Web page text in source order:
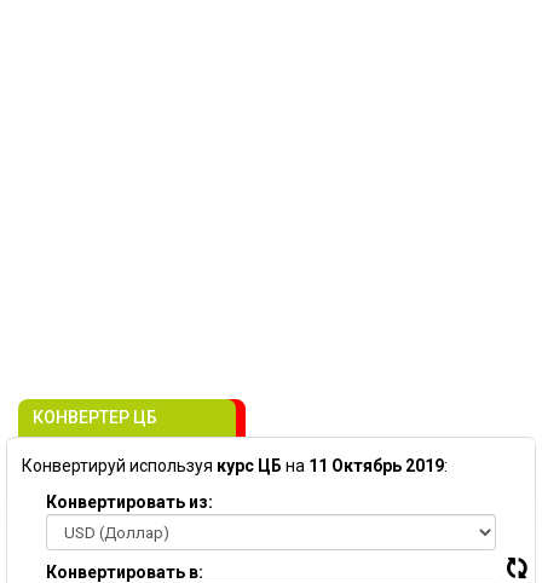
КОНВЕРТЕР ЦБ
Конвертируй используя курс ЦБ на 11 Октябрь 2019:
Конвертировать из:
Конвертировать в: